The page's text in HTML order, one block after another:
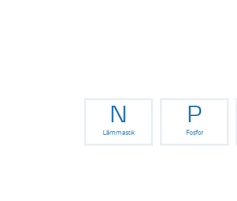
N
Lämmastik
P
Fosfor